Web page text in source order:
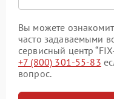
Вы можете
часто задаваемыми
сервисный центр
+7 (800) 301-55-83
вопрос.